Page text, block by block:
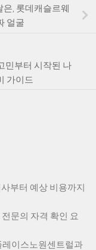
, 롯데캐슬르웨
얼굴
민부터 시작된 나
가이드
부터 예상 비용까지
문의 자격 확인 요
레이스노원센트럴과